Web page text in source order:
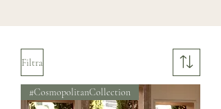
Filtra
#CosmopolitanCollection